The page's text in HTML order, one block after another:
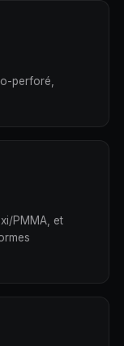
perforé,
PMMA, et